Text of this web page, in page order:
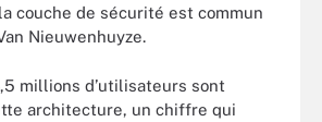
couche de sécurité est commun
Nieuwenhuyze.
millions d’utilisateurs sont
architecture, un chiffre qui